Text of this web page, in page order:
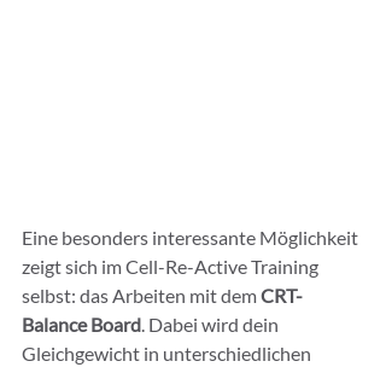
Eine besonders interessante Möglichkeit
zeigt sich im Cell-Re-Active Training
selbst: das Arbeiten mit dem CRT-
Balance Board. Dabei wird dein
Gleichgewicht in unterschiedlichen